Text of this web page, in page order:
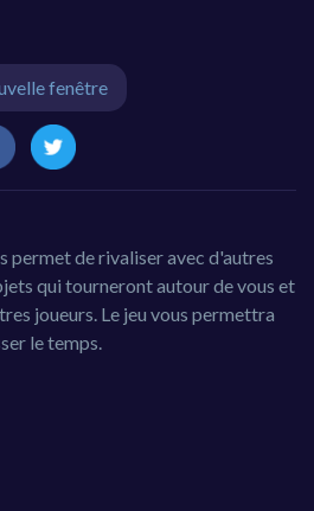
fenêtre
permet de rivaliser avec d'autres
qui tourneront autour de vous et
joueurs. Le jeu vous permettra
le temps.